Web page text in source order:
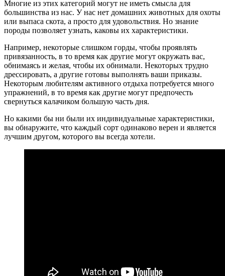
Многие из этих категорий могут не иметь смысла для
большинства из нас. У нас нет домашних животных для охоты
или выпаса скота, а просто для удовольствия. Но знание
породы позволяет узнать, каковы их характеристики.
Например, некоторые слишком горды, чтобы проявлять
привязанность, в то время как другие могут окружать вас,
обнимаясь и желая, чтобы их обнимали. Некоторых трудно
дрессировать, а другие готовы выполнять ваши приказы.
Некоторым любителям активного отдыха потребуется много
упражнений, в то время как другие могут предпочесть
свернуться калачиком большую часть дня.
Но какими бы ни были их индивидуальные характеристики,
вы обнаружите, что каждый сорт одинаково верен и является
лучшим другом, которого вы всегда хотели.